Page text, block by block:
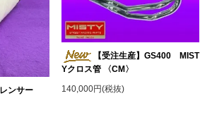
ンサー
【受注生産】GS400 MIST
Yクロス管 〈CM〉
140,000円(税抜)